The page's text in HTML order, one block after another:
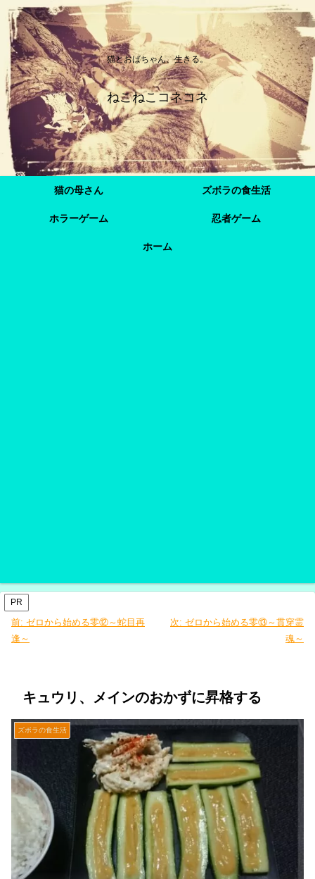
猫とおばちゃん、生きる。
ねこねこコネコネ
猫の母さん ズボラの食生活
ホラーゲーム 忍者ゲーム
ホーム
PR
前: ゼロから始める零⑫～蛇目再
逢～
次: ゼロから始める零⑬～貫穿霊
魂～
キュウリ、メインのおかずに昇格する
ズボラの食生活